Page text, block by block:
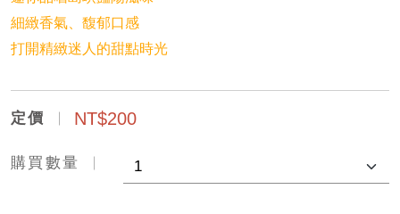
細緻香氣、馥郁口感
打開精緻迷人的甜點時光
定價 NT$200
購買數量